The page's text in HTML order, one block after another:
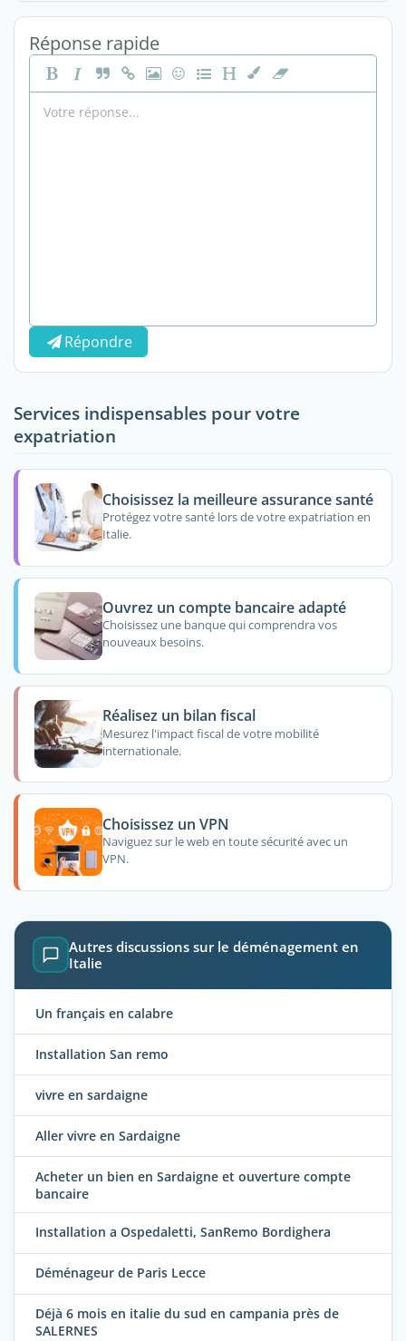
Réponse rapide
Répondre
Services indispensables pour votre
expatriation
Choisissez la meilleure assurance santé
Protégez votre santé lors de votre expatriation en
Italie.
Ouvrez un compte bancaire adapté
Choisissez une banque qui comprendra vos
nouveaux besoins.
Réalisez un bilan fiscal
Mesurez l'impact fiscal de votre mobilité
internationale.
Choisissez un VPN
Naviguez sur le web en toute sécurité avec un
VPN.
Autres discussions sur le déménagement en
Italie
Un français en calabre
Installation San remo
vivre en sardaigne
Aller vivre en Sardaigne
Acheter un bien en Sardaigne et ouverture compte
bancaire
Installation a Ospedaletti, SanRemo Bordighera
Déménageur de Paris Lecce
Déjà 6 mois en italie du sud en campania près de
SALERNES